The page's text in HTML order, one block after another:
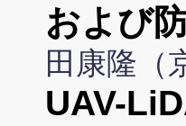
および
田康隆（
UAV-